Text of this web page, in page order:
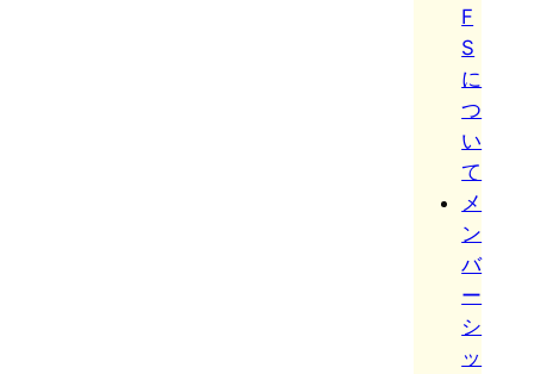
F
S
に
つ
い
て
メ
ン
バ
ー
シ
ッ